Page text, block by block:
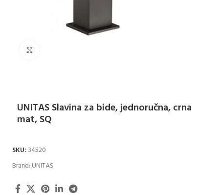
UNITAS Slavina za bide, jednoručna, crna
mat, SQ
SKU: 34520
Brand: UNITAS